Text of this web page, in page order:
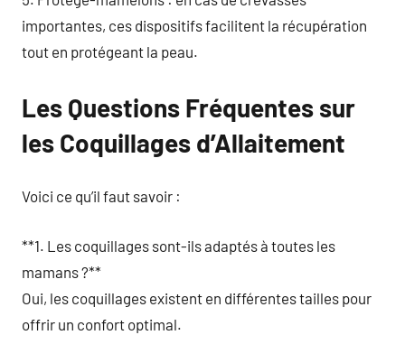
importantes, ces dispositifs facilitent la récupération
tout en protégeant la peau.
Les Questions Fréquentes sur
les Coquillages d’Allaitement
Voici ce qu’il faut savoir :
**1. Les coquillages sont-ils adaptés à toutes les
mamans ?**
Oui, les coquillages existent en différentes tailles pour
offrir un confort optimal.